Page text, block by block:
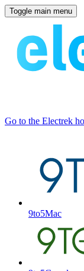
Toggle main menu
Go to the Electrek
9to5Mac